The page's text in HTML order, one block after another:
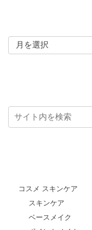
コスメ スキンケア
スキンケア
ベースメイク